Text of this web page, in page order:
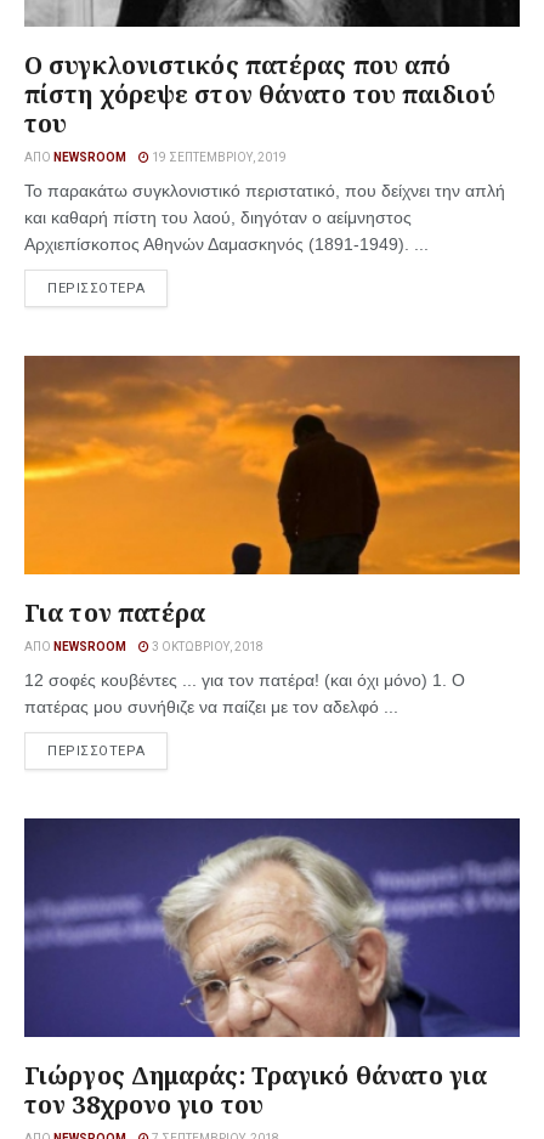
Ο συγκλονιστικός πατέρας που από
πίστη χόρεψε στον θάνατο του παιδιού
του
ΑΠΌ NEWSROOM 19 ΣΕΠΤΕΜΒΡΊΟΥ, 2019
Το παρακάτω συγκλονιστικό περιστατικό, που δείχνει την απλή
και καθαρή πίστη του λαού, διηγόταν ο αείμνηστος
Αρχιεπίσκοπος Αθηνών Δαμασκηνός (1891-1949). ...
ΠΕΡΙΣΣΟΤΕΡΑ
Για τον πατέρα
ΑΠΌ NEWSROOM 3 ΟΚΤΩΒΡΊΟΥ, 2018
12 σοφές κουβέντες ... για τον πατέρα! (και όχι μόνο) 1. Ο
πατέρας μου συνήθιζε να παίζει με τον αδελφό ...
ΠΕΡΙΣΣΟΤΕΡΑ
Γιώργος Δημαράς: Τραγικό θάνατο για
τον 38χρονο γιο του